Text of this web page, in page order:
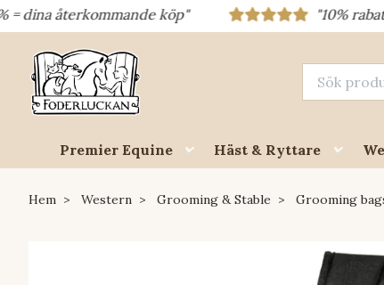
köp" "10% rabatt =
Premier Equine Häst & Ryttare
Hem Western Grooming & Stable Grooming